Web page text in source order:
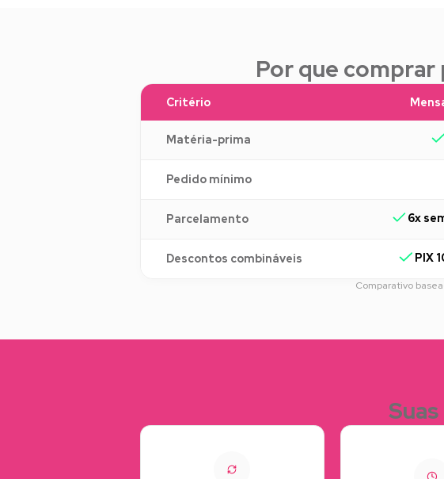
Por que comprar
Critério
Matéria-prima
Pedido mínimo
Parcelamento 6x
Descontos combináveis PIX
Comparativo